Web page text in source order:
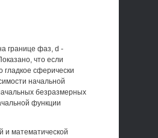
границе фаз, d -
что если
сферически
начальной
безразмерных
функции
и математической